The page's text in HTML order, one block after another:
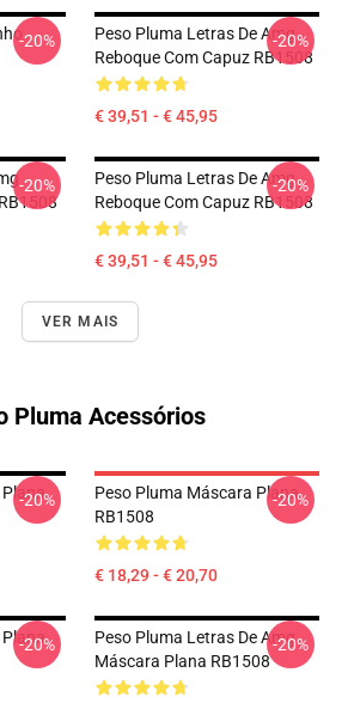
-20%
Peso Pluma Letras De Amg
Reboque Com Capuz RB1508
€ 39,51 - € 45,95
-20%
-20%
Peso Pluma Letras De Amg
Reboque Com Capuz RB1508
€ 39,51 - € 45,95
-20%
VER MAIS
Pluma Acessórios
-20%
Peso Pluma Máscara Plana
RB1508
€ 18,29 - € 20,70
-20%
-20%
Peso Pluma Letras De Amg
Máscara Plana RB1508
-20%